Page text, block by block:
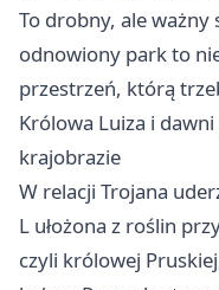
To drobny, ale ważny
odnowiony park to
przestrzeń, którą
Królowa Luiza i
krajobrazie
W relacji Trojana
L ułożona z roślin
czyli królowej